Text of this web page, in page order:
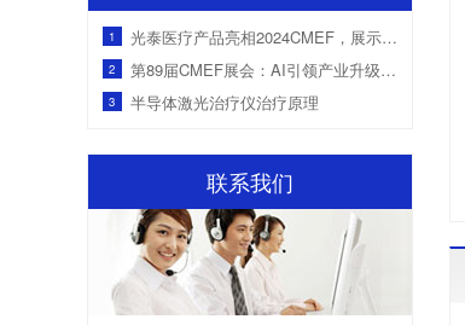
1 光泰医疗产品亮相2024CMEF，展示创新慢病管理解决方案
2 第89届CMEF展会：AI引领产业升级，国产医疗设备获海外客户青睐
3 半导体激光治疗仪治疗原理
联系我们